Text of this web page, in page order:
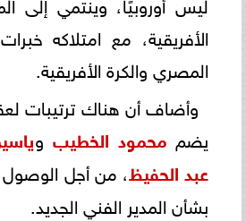
الأفريقية، مع امتلاكه
المصري والكرة الأفريقية.
وأضاف أن هناك ترتيبات
يضممحمود الخطيب و
عبد الحفيظ، من أجل الوصول
بشأن المدير الفني الجديد.